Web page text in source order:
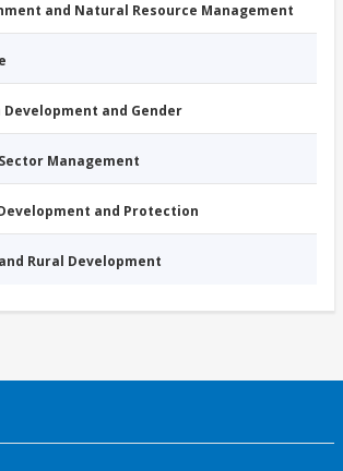
and Natural Resource Management
Development and Gender
Management
Development and Protection
Rural Development